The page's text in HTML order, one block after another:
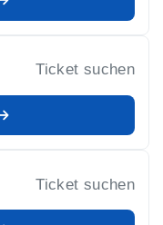
Ticket suchen
Ticket suchen